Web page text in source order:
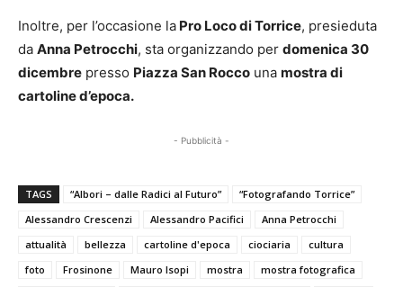
Inoltre, per l’occasione la Pro Loco di Torrice, presieduta
da Anna Petrocchi, sta organizzando per domenica 30
dicembre presso Piazza San Rocco una mostra di
cartoline d’epoca.
- Pubblicità -
TAGS “Albori – dalle Radici al Futuro”
“Fotografando Torrice”
Alessandro Crescenzi
Alessandro Pacifici
Anna Petrocchi
attualità
bellezza cartoline d'epoca ciociaria
cultura
foto
Frosinone Mauro Isopi mostra
mostra fotografica